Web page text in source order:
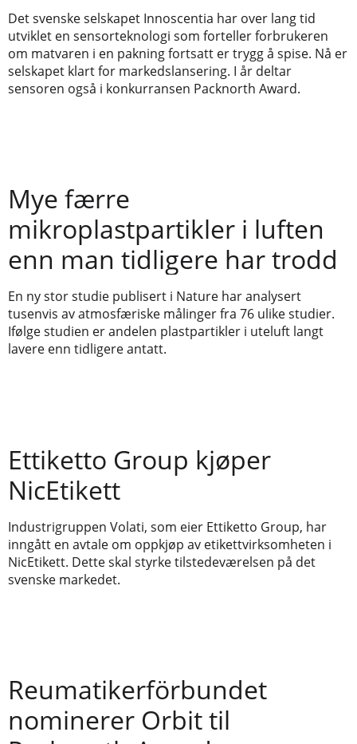
Det svenske selskapet Innoscentia har over lang tid
utviklet en sensorteknologi som forteller forbrukeren
om matvaren i en pakning fortsatt er trygg å spise. Nå er
selskapet klart for markedslansering. I år deltar
sensoren også i konkurransen Packnorth Award.
Mye færre
mikroplastpartikler i luften
enn man tidligere har trodd
En ny stor studie publisert i Nature har analysert
tusenvis av atmosfæriske målinger fra 76 ulike studier.
Ifølge studien er andelen plastpartikler i uteluft langt
lavere enn tidligere antatt.
Ettiketto Group kjøper
NicEtikett
Industrigruppen Volati, som eier Ettiketto Group, har
inngått en avtale om oppkjøp av etikettvirksomheten i
NicEtikett. Dette skal styrke tilstedeværelsen på det
svenske markedet.
Reumatikerförbundet
nominerer Orbit til